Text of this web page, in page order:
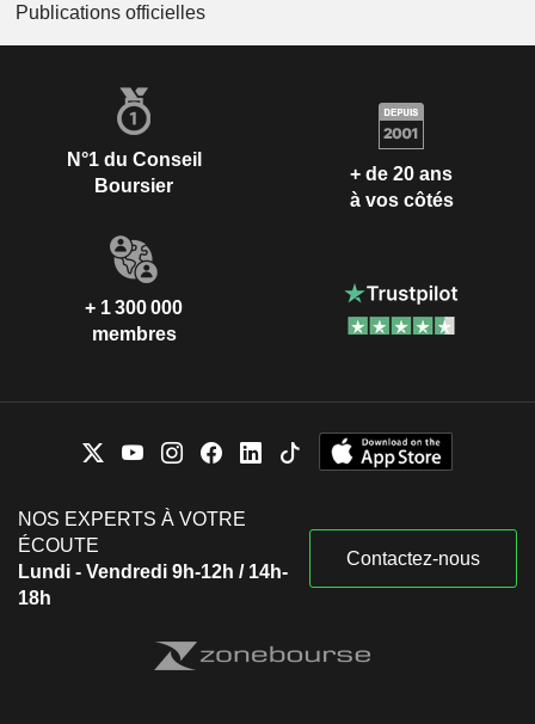
Publications officielles
N°1 du Conseil
Boursier
+ de 20 ans
à vos côtés
+ 1 300 000
membres
NOS EXPERTS À VOTRE
ÉCOUTE
Lundi - Vendredi 9h-12h / 14h-
18h
Contactez-nous